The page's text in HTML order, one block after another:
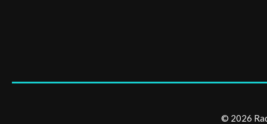
© 2026